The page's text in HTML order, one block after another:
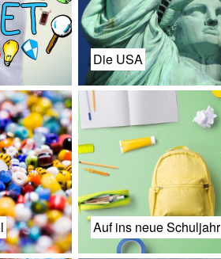
Die USA
Auf ins neue Schuljahr